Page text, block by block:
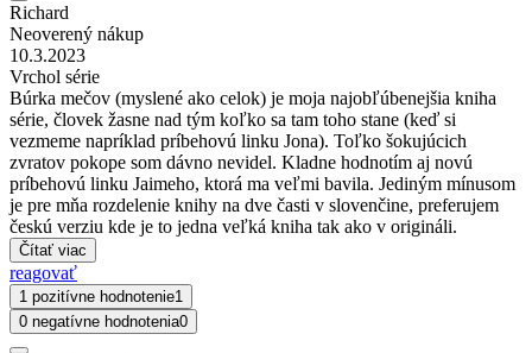
Richard
Neoverený nákup
10.3.2023
Vrchol série
Búrka mečov (myslené ako celok) je moja najobľúbenejšia kniha
série, človek žasne nad tým koľko sa tam toho stane (keď si
vezmeme napríklad príbehovú linku Jona). Toľko šokujúcich
zvratov pokope som dávno nevidel. Kladne hodnotím aj novú
príbehovú linku Jaimeho, ktorá ma veľmi bavila. Jediným mínusom
je pre mňa rozdelenie knihy na dve časti v slovenčine, preferujem
českú verziu kde je to jedna veľká kniha tak ako v origináli.
Čítať viac
reagovať
1 pozitívne hodnotenie1
0 negatívne hodnotenia0